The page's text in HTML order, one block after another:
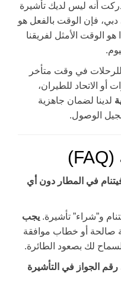
أنه ليس لديك تأشيرة
صباحاً في دبي، فإن الوقت بالفعل هو
هو الوقت الأمثل لفريقنا
للرحلات في وقت متأخر
أو الاتحاد للطيران،
لدينا لضمان جاهزية
الوصول.
في المطار دون أي
و”شراء” تأشيرة. يجب
صالحة أو خطاب موافقة
لك بصعود الطائرة.
الجواز في التأشيرة